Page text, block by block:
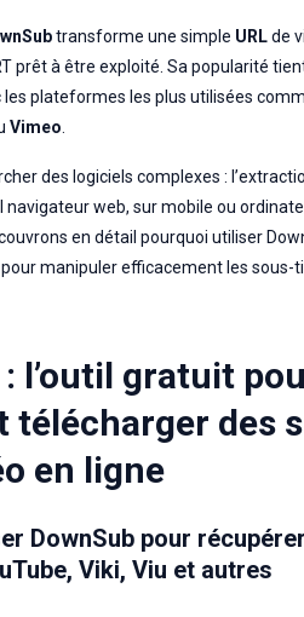
transforme une simple URLde
prêt à être exploité. Sa popularité
plateformes les plus utilisées
Vimeo
des logiciels complexes :
navigateur web, sur mobile ou
en détail pourquoi utiliser
pour manipuler efficacement les sous-
l’outil gratuit
télécharger des
en ligne
DownSub pour
Viki, Viu et autres